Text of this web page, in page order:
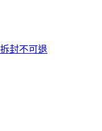
封不可退